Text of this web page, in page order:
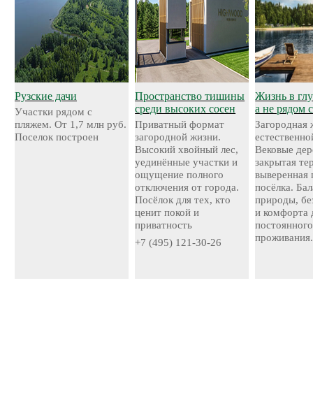
Рузские дачи
Участки рядом с
пляжем. От 1,7 млн руб.
Поселок построен
Пространство тишины
среди высоких сосен
Приватный формат
загородной жизни.
Высокий хвойный лес,
уединённые участки и
ощущение полного
отключения от города.
Посёлок для тех, кто
ценит покой и
приватность
+7 (495) 121-30-26
Жизнь в
а не рядом
Загородная
Вековые
закрытая
выверенная
посёлка.
природы,
и комфорта
постоянного
проживания.